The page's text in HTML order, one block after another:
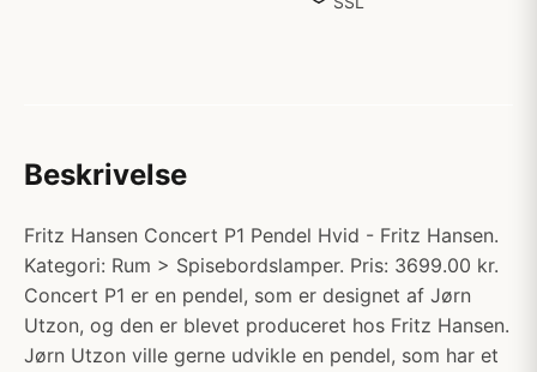
Beskrivelse
Fritz Hansen Concert P1 Pendel Hvid - Fritz Hansen.
Kategori: Rum > Spisebordslamper. Pris: 3699.00 kr.
Concert P1 er en pendel, som er designet af Jørn
Utzon, og den er blevet produceret hos Fritz Hansen.
Jørn Utzon ville gerne udvikle en pendel, som har et